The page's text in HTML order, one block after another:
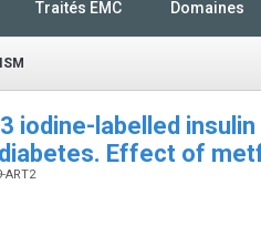
Traités EMC Domaines
iodine-labelled
Effect of
ART2